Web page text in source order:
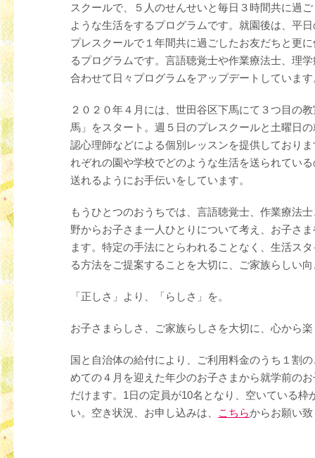
スクールで、５人のせんせいと毎日３時間共に過
ような生活をするプログラムです。就園後は、平
プレスクールで１年間共に過ごしたお友だちと更
るプログラムです。言語聴覚士や作業療法士、理
合わせて日々プログラムをアップデートしていま
２０２０年４月には、世田谷区下馬にて３つ目の
馬」をスタート。週５日のプレスクールと土曜日
認心理師などによる個別レッスンを提供しており
れぞれの園や学校でどのような生活を送られてい
送れるようにお手伝いをしています。
もうひとつのおうちでは、言語聴覚士、作業療法
野からお子さま一人ひとりについて考え、お子さ
ます。特定の手法にとらわれることなく、生活ス
る方法をご提案することを大切に、ご家族らしい
「正しさ」より、「らしさ」を。
お子さまらしさ、ご家族らしさを大切に、心から
国と自治体の給付により、ご利用料金のうち１割
めての４月を迎えた年少のお子さまから就学前の
だけます。1日の定員が10名となり、空いている
い。空き状況、お申し込みは、
こちらからお願い